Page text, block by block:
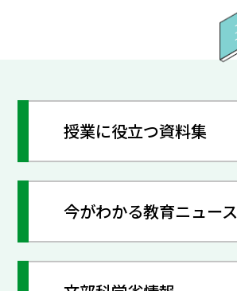
授業に役立つ資料集
今がわかる教育ニュース